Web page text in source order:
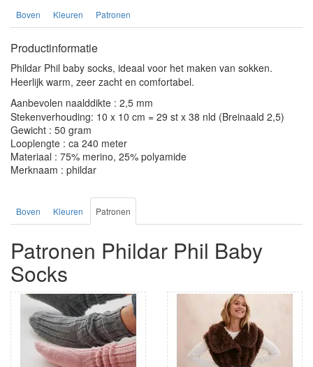
Boven Kleuren Patronen
Productinformatie
Phildar Phil baby socks, ideaal voor het maken van sokken.
Heerlijk warm, zeer zacht en comfortabel.
Aanbevolen naalddikte : 2,5 mm
Stekenverhouding: 10 x 10 cm = 29 st x 38 nld (Breinaald 2,5)
Gewicht : 50 gram
Looplengte : ca 240 meter
Materiaal : 75% merino, 25% polyamide
Merknaam : phildar
Boven Kleuren Patronen
Patronen Phildar Phil Baby
Socks